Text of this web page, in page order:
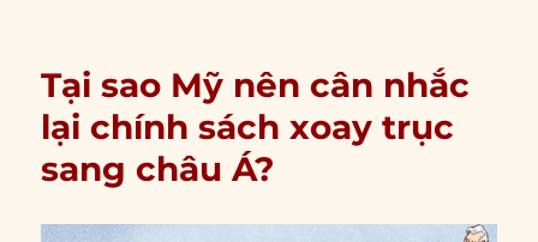
Tại sao Mỹ nên cân nhắc
lại chính sách xoay trục
sang châu Á?